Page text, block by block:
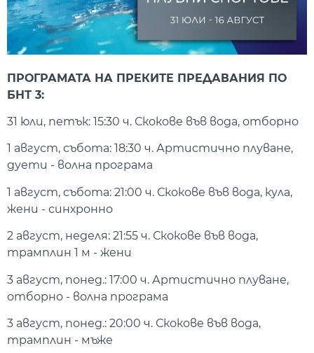
ПРОГРАМАТА НА ПРЕКИТЕ ПРЕДАВАНИЯ ПО
БНТ 3:
31 юли, петък: 15:30 ч. Скокове във вода, отборно
1 август, събота: 18:30 ч. Артистично плуване,
дуети - волна програма
1 август, събота: 21:00 ч. Скокове във вода, кула,
жени - синхронно
2 август, неделя: 21:55 ч. Скокове във вода,
трамплин 1 м - жени
3 август, понед.: 17:00 ч. Артистично плуване,
отборно - волна програма
3 август, понед.: 20:00 ч. Скокове във вода,
трамплин - мъже